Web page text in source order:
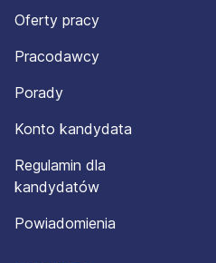
Oferty pracy
Pracodawcy
Porady
Konto kandydata
Regulamin dla
kandydatów
Powiadomienia